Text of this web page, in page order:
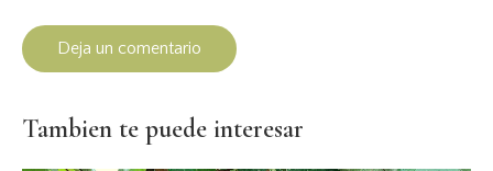
Tambien te puede interesar